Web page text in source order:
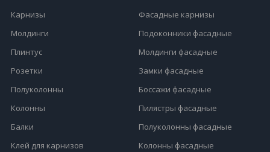
Карнизы
Молдинги
Плинтус
Розетки
Полуколонны
Колонны
Балки
Клей для карнизов
Фасадные карнизы
Подоконники фасадные
Молдинги фасадные
Замки фасадные
Боссажи фасадные
Пилястры фасадные
Полуколонны фасадные
Колонны фасадные